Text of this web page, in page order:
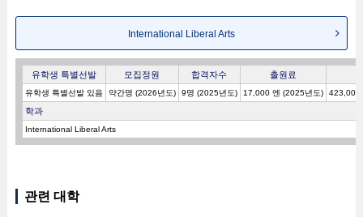
International Liberal Arts
유학생 특별선발 모집정원 합격자수 출원료
유학생 특별선발 있음 약간명 (2026년도) 9명 (2025년도) 17,000 엔 (2025년도) 423,000
학과
International Liberal Arts
관련 대학